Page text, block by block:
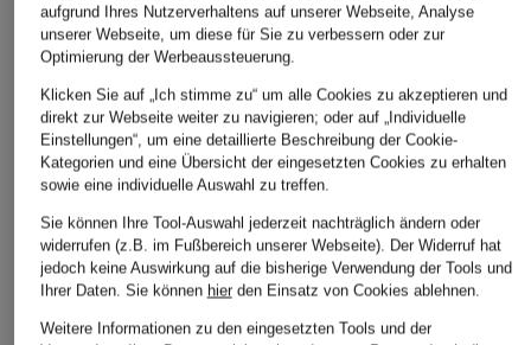
aufgrund Ihres Nutzerverhaltens auf unserer Webseite, Analyse
unserer Webseite, um diese für Sie zu verbessern oder zur
Optimierung der Werbeaussteuerung.
Klicken Sie auf „Ich stimme zu“ um alle Cookies zu akzeptieren und
direkt zur Webseite weiter zu navigieren; oder auf „Individuelle
Einstellungen“, um eine detaillierte Beschreibung der Cookie-
Kategorien und eine Übersicht der eingesetzten Cookies zu erhalten
sowie eine individuelle Auswahl zu treffen.
Sie können Ihre Tool-Auswahl jederzeit nachträglich ändern oder
widerrufen (z.B. im Fußbereich unserer Webseite). Der Widerruf hat
jedoch keine Auswirkung auf die bisherige Verwendung der Tools und
Ihrer Daten. Sie können hierden Einsatz von Cookies ablehnen.
Weitere Informationen zu den eingesetzten Tools und der